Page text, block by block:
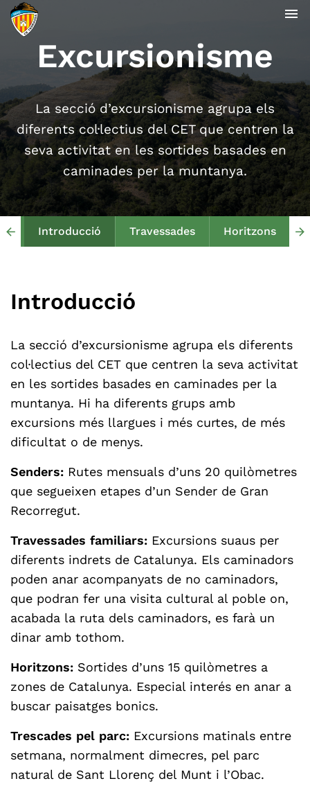
menu
Excursionisme
La secció d’excursionisme agrupa els
diferents col·lectius del CET que centren la
seva activitat en les sortides basades en
caminades per la muntanya.
Introducció Travessades Horitzons
arrow_back arrow_forward
Introducció
La secció d’excursionisme agrupa els diferents
col·lectius del CET que centren la seva activitat
en les sortides basades en caminades per la
muntanya. Hi ha diferents grups amb
excursions més llargues i més curtes, de més
dificultat o de menys.
Senders: Rutes mensuals d’uns 20 quilòmetres
que segueixen etapes d’un Sender de Gran
Recorregut.
Travessades familiars: Excursions suaus per
diferents indrets de Catalunya. Els caminadors
poden anar acompanyats de no caminadors,
que podran fer una visita cultural al poble on,
acabada la ruta dels caminadors, es farà un
dinar amb tothom.
Horitzons: Sortides d’uns 15 quilòmetres a
zones de Catalunya. Especial interés en anar a
buscar paisatges bonics.
Trescades pel parc: Excursions matinals entre
setmana, normalment dimecres, pel parc
natural de Sant Llorenç del Munt i l’Obac.